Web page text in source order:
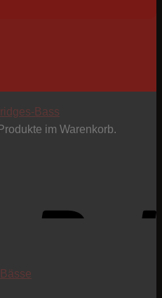
im Warenkorb.
Bass